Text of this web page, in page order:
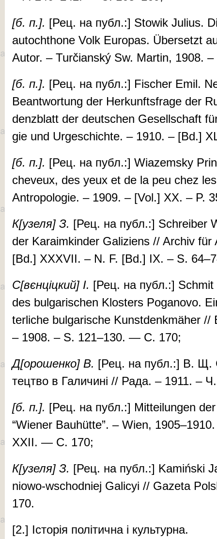
[б. п.]. [Рец. на публ.:] Sto­wik Ju­lius.
au­to­chthone Volk Eu­ro­pas. Über­setzt
Au­tor. – Turčianský Sw. Martin, 1908.
[б. п.]. [Рец. на публ.:] Fisch­er Em­il.
Beantwor­tung der Her­kunfts­frage der
denzblatt der deutschen Gesellschaft
gie und Ur­geschichte. – 1910. – [Bd.]
[б. п.]. [Рец. на публ.:] Wiazem­sky
cheveux, des yeux et de la peu chez
An­tro­po­lo­gie. – 1909. – [Vol.] XX. – P.
К[узе­ля] З. [Рец. на публ.:] Schreiber
der Ka­raimk­inder Gal­iziens // Ar­chiv für
[Bd.] XXXVII. – N. F. [Bd.] IX. – S.
С[вєн­ціц­кий] І. [Рец. на публ.:]
des bul­gar­ischen Klost­ers Po­gano­vo.
ter­liche bul­gar­ische Kunst­denk­mäher
– 1908. – S. 121–130. — С. 170;
Д[оро­шен­­ко] В. [Рец. на публ.:] В. Щ.
тец­тво в Га­ли­чи­ні // Ра­да. – 1911. –
[б. п.]. [Рец. на публ.:] Mit­teilungen
“Wiener Bauhütte”. – Wien,
XXII. — С. 170;
К[узе­ля] З. [Рец. на публ.:] Kam­iń­ski
nio­wo-wschod­niej Gal­i­cyi // Gaze­ta
170.
[2.] Іс­то­рія по­лі­тич­на і куль­тур­на.